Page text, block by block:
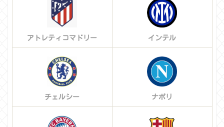
アトレティコマドリー インテル
チェルシー ナポリ